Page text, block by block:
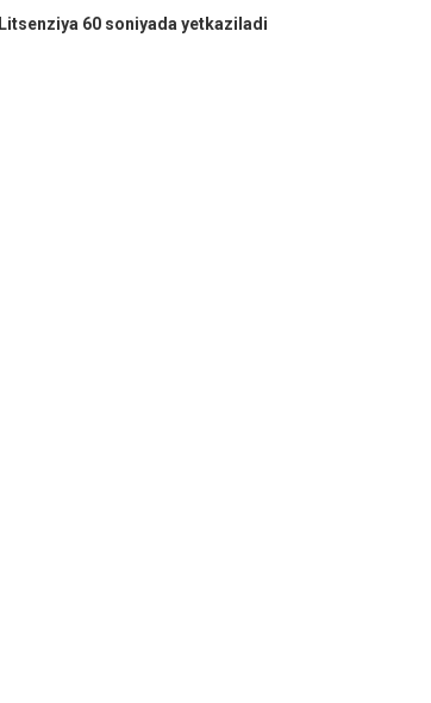
Litsenziya 60 soniyada yetkaziladi